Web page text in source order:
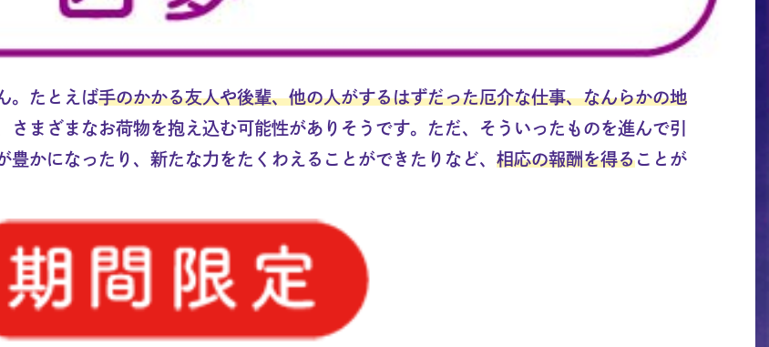
。たとえば手のかかる友人や後輩、他の人がするはずだった厄介な仕事、なんらかの地
さまざまなお荷物を抱え込む可能性がありそうです。ただ、そういったものを進んで引
豊かになったり、新たな力をたくわえることができたりなど、 相応の報酬を得ることが